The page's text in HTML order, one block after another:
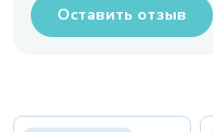
Оставить отзыв